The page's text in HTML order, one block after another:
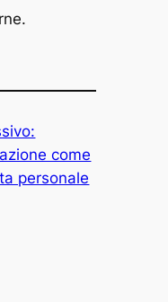
come
personale